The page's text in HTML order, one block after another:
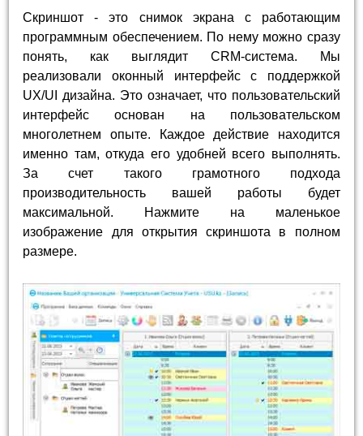
Скриншот - это снимок экрана с работающим
программным обеспечением. По нему можно сразу
понять, как выглядит CRM-система. Мы
реализовали оконный интерфейс с поддержкой
UX/UI дизайна. Это означает, что пользовательский
интерфейс основан на пользовательском
многолетнем опыте. Каждое действие находится
именно там, откуда его удобней всего выполнять.
За счет такого грамотного подхода
производительность вашей работы будет
максимальной. Нажмите на маленькое
изображение для открытия скриншота в полном
размере.